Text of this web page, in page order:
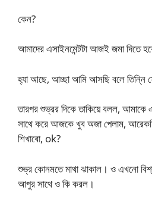
কেন?
আমাদের এসাইনমেন্টটা আজই জমা দিতে
হ্যা আছে, আচ্ছা আমি আসছি বলে তিন্নি
তারপর শুভ্রর দিকে তাকিয়ে বলল, আমাকে
সাথে করে আজকে খুব অজা পেলাম,
শিখাবো, ok?
শুভ্র কোনমতে মাথা ঝাকাল। ও এখনো
আপুর সাথে ও কি করল।